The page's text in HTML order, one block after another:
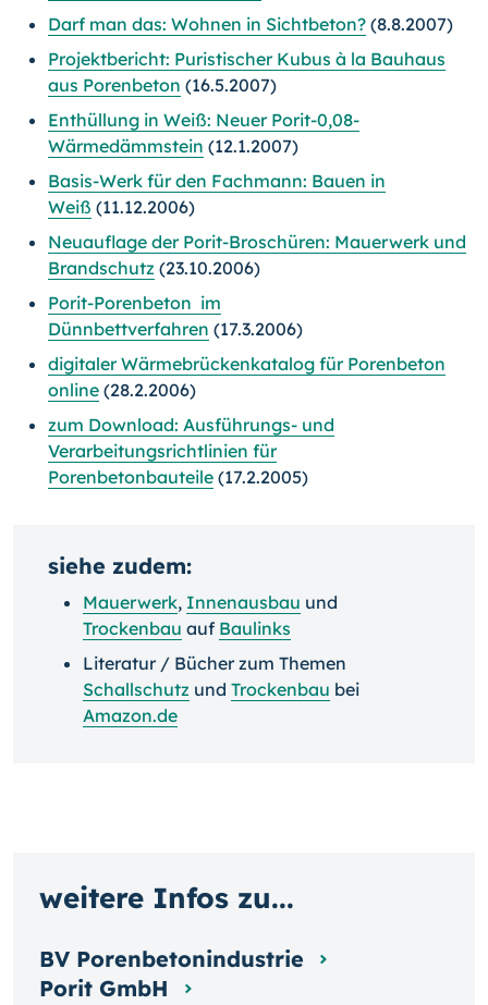
Darf man das: Wohnen in Sichtbeton? (8.8.2007)
Projektbericht: Puristischer Kubus à la Bauhaus
aus Porenbeton (16.5.2007)
Enthüllung in Weiß: Neuer Porit-0,08-
Wärmedämmstein (12.1.2007)
Basis-Werk für den Fachmann: Bauen in
Weiß (11.12.2006)
Neuauflage der Porit-Broschüren: Mauerwerk und
Brandschutz (23.10.2006)
Porit-Porenbeton im
Dünnbettverfahren (17.3.2006)
digitaler Wärmebrückenkatalog für Porenbeton
online (28.2.2006)
zum Download: Ausführungs- und
Verarbeitungsrichtlinien für
Porenbetonbauteile (17.2.2005)
siehe zudem:
Mauerwerk, Innenausbau und
Trockenbau auf Baulinks
Literatur / Bücher zum Themen
Schallschutz und Trockenbau bei
Amazon.de
weitere Infos zu...
BV Porenbetonindustrie
Porit GmbH